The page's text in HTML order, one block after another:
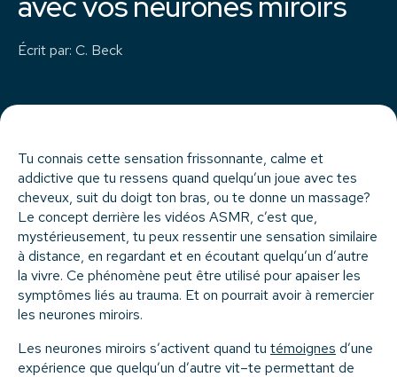
Écrit par: C. Beck
Tu connais cette sensation frissonnante, calme et
addictive que tu ressens quand quelqu’un joue avec tes
cheveux, suit du doigt ton bras, ou te donne un massage?
Le concept derrière les vidéos ASMR, c’est que,
mystérieusement, tu peux ressentir une sensation similaire
à distance, en regardant et en écoutant quelqu’un d’autre
la vivre. Ce phénomène peut être utilisé pour apaiser les
symptômes liés au trauma. Et on pourrait avoir à remercier
les neurones miroirs.
Les neurones miroirs s’activent quand tu témoignes d’une
expérience que quelqu’un d’autre vit–te permettant de